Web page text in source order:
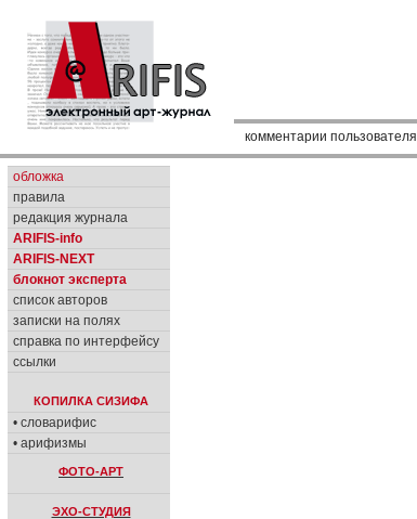
комментарии пользователя
обложка
правила
редакция журнала
ARIFIS-info
ARIFIS-NEXT
блокнот эксперта
список авторов
записки на полях
справка по интерфейсу
ссылки
КОПИЛКА СИЗИФА
• словарифис
• арифизмы
ФОТО-АРТ
ЭХО-СТУДИЯ